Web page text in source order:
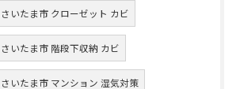
さいたま市 クローゼット カビ
さいたま市 階段下収納 カビ
さいたま市 マンション 湿気対策